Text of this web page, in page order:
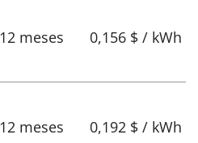
12 meses 0,156 $ / kWh
12 meses 0,192 $ / kWh